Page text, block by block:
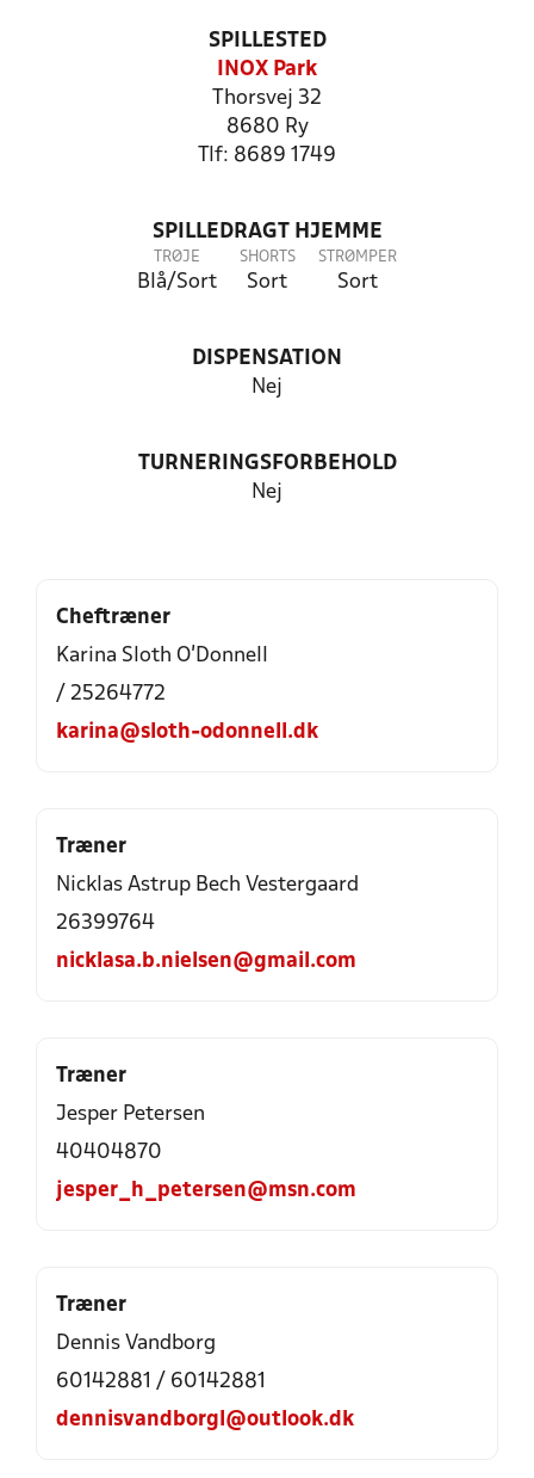
SPILLESTED
INOX Park
Thorsvej 32
8680 Ry
Tlf: 8689 1749
SPILLEDRAGT HJEMME
TRØJE
Blå/Sort
SHORTS
Sort
STRØMPER
Sort
DISPENSATION
Nej
TURNERINGSFORBEHOLD
Nej
Cheftræner
Karina Sloth O'Donnell
/ 25264772
karina@sloth-odonnell.dk
Træner
Nicklas Astrup Bech Vestergaard
26399764
nicklasa.b.nielsen@gmail.com
Træner
Jesper Petersen
40404870
jesper_h_petersen@msn.com
Træner
Dennis Vandborg
60142881 / 60142881
dennisvandborgl@outlook.dk